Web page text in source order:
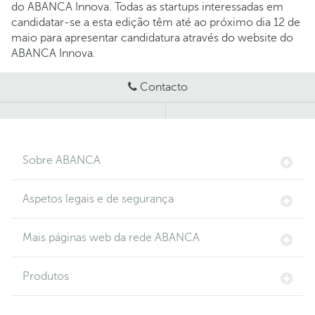
do ABANCA Innova. Todas as startups interessadas em
candidatar-se a esta edição têm até ao próximo dia 12 de
maio para apresentar candidatura através do website do
ABANCA Innova.
Contacto
Sobre ABANCA
Aspetos legais e de segurança
Mais páginas web da rede ABANCA
Produtos